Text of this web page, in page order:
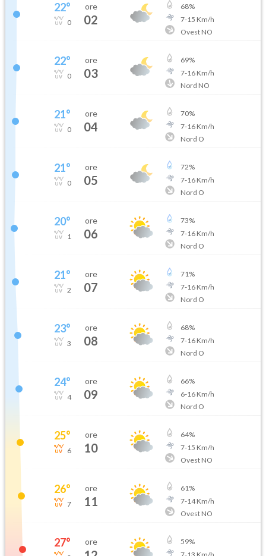
22°
0
ore
02
68%
7-15 Km/h
Ovest NO
22°
0
ore
03
69%
7-16Km/h
Nord NO
21°
0
ore
04
70%
7-16Km/h
Nord O
21°
0
ore
05
72%
7-16Km/h
Nord O
20°
1
ore
06
73%
7-16Km/h
Nord O
21°
2
ore
07
71%
7-16Km/h
Nord O
23°
3
ore
08
68%
7-16Km/h
Nord O
24°
4
ore
09
66%
6-16Km/h
Nord O
25°
6
ore
10
64%
7-15 Km/h
Ovest NO
26°
7
ore
11
61%
7-14Km/h
Ovest NO
27° ore 59%